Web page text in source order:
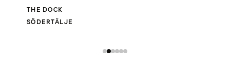
THE DOCK
SÖDERTÄLJE